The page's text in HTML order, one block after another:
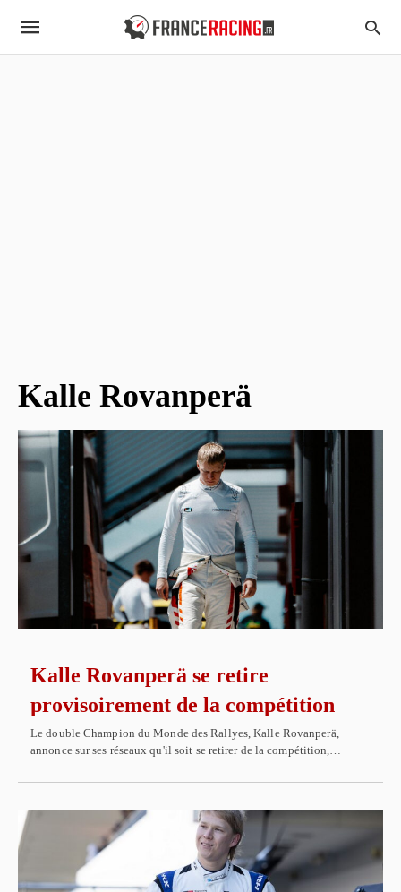
Kalle Rovanperä
Kalle Rovanperä se retire
provisoirement de la compétition
Le double Champion du Monde des Rallyes, Kalle Rovanperä,
annonce sur ses réseaux qu'il soit se retirer de la compétition,…